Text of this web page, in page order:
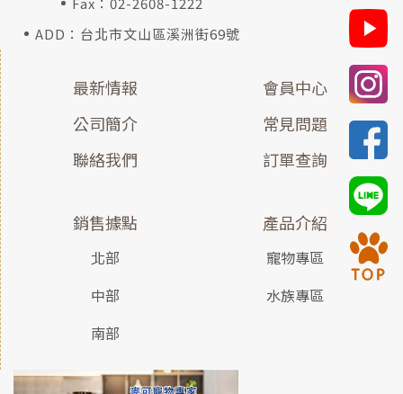
ADD：台北市文山區溪洲街69號
最新情報
公司簡介
聯絡我們
會員中心
常見問題
訂單查詢
銷售據點
北部
中部
南部
產品介紹
寵物專區
水族專區